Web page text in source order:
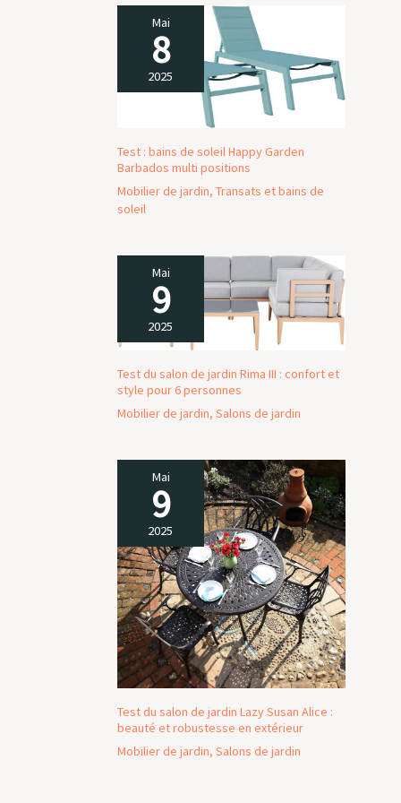
toute fête de jardin ! MATÉRIAU DURABLE :
L'eucalyptus est une matière première
économe en ressources et est convaincante
avant tout par sa grande dureté et son extrême
résistance aux parasites et aux champignons.
Ainsi, avec un minimum d'entretien, vous
pourrez profiter très longtemps de ce beau
banc circulaire.
Mai
8
2025
Test : bains de soleil Happy Garden
Barbados multi positions
Mobilier de jardin, Transats et bains de
soleil
Mai
9
2025
Test du salon de jardin Rima III : confort et
style pour 6 personnes
Mobilier de jardin, Salons de jardin
Mai
9
2025
Test du salon de jardin Lazy Susan Alice :
beauté et robustesse en extérieur
Mobilier de jardin, Salons de jardin